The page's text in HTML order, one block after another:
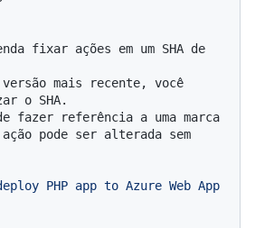
fixar ações em um SHA de
mais recente, você
o SHA.
fazer referência a uma marca
pode ser alterada sem
PHP app to Azure Web App